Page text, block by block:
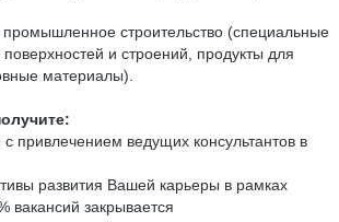
строительство (специальные
и строений, продукты для
материалы).
привлечением ведущих консультантов в
развития Вашей карьеры в рамках
вакансий закрывается